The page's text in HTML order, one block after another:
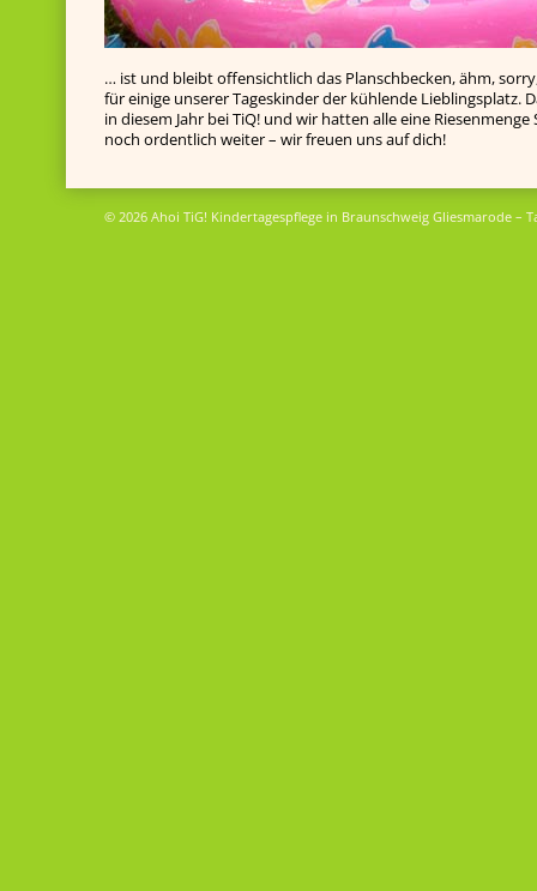
… ist und bleibt offensichtlich das Planschbecken, ähm,
für einige unserer Tageskinder der kühlende Lieblingsplatz.
in diesem Jahr bei TiQ! und wir hatten alle eine
noch ordentlich weiter – wir freuen uns auf dich!
© 2026 Ahoi TiG! Kindertagespflege in Braunschweig Gliesmarode –